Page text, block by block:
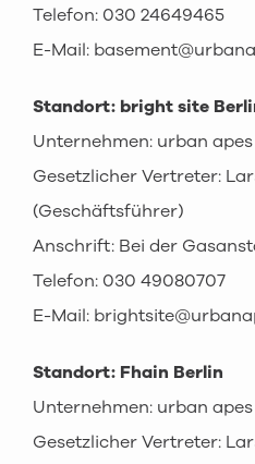
Telefon: 030 24649465
E-Mail:
Standort: bright site
Unternehmen: urban
Gesetzlicher Vertreter:
(Geschäftsführer)
Anschrift: Bei der
Telefon: 030 49080707
E-Mail:
Standort: Fhain Berlin
Unternehmen: urban
Gesetzlicher Vertreter: